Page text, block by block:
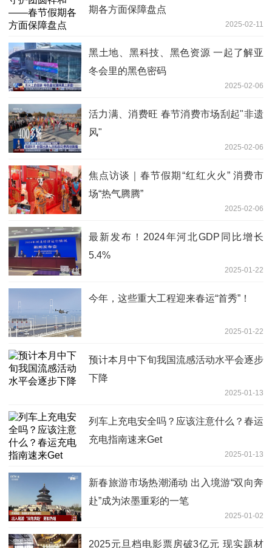
期各方面保障盘点
2025-02-11
黑土地、黑科技、黑色资源 一起了解亚
冬会里的黑色密码
2025-02-06
活力满、消费旺 春节消费市场刮起"非遗
风"
2025-02-06
焦点访谈｜春节假期“红红火火” 消费市
场“热气腾腾”
2025-02-06
最新发布！2024年河北GDP同比增长
5.4%
2025-01-22
今年，这些重大工程迎来春运“首秀”！
2025-01-22
预计本月中下旬我国流感活动水平会逐步
下降
2025-01-13
列车上充电安全吗？应该注意什么？春运
充电指南速来Get
2025-01-13
新春旅游市场热潮涌动 出入境游“双向奔
赴”成为浓墨重彩的一笔
2025-01-02
2025元旦档电影票房破3亿元 现实题材